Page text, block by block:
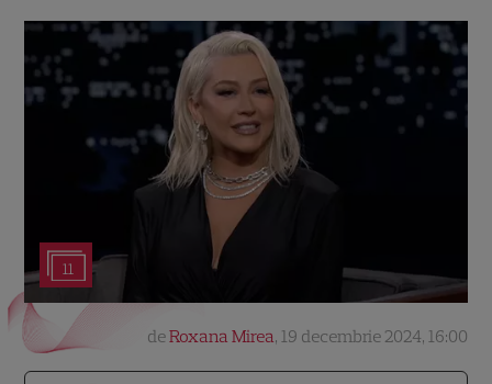
11
deRoxana Mirea, 19 decembrie 2024, 16:00